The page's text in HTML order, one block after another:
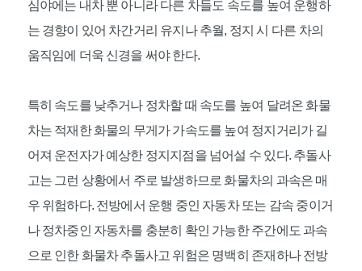
심야에는 내차 뿐 아니라 다른 차들도 속도를 높여 운행하
는 경향이 있어 차간거리 유지나 추월, 정지 시 다른 차의
움직임에 더욱 신경을 써야 한다.
특히 속도를 낮추거나 정차할 때 속도를 높여 달려온 화물
차는 적재한 화물의 무게가 가속도를 높여 정지거리가 길
어져 운전자가 예상한 정지지점을 넘어설 수 있다. 추돌사
고는 그런 상황에서 주로 발생하므로 화물차의 과속은 매
우 위험하다. 전방에서 운행 중인 자동차 또는 감속 중이거
나 정차중인 자동차를 충분히 확인 가능한 주간에도 과속
으로 인한 화물차 추돌사고 위험은 명백히 존재하나 전방